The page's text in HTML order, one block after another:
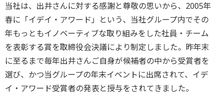
当社は、出井さんに対する感謝と尊敬の思いから、2005年
春に「イデイ・アワード」という、当社グループ内でその
年もっともイノベーティブな取り組みをした社員・チーム
を表彰する賞を取締役会決議により制定しました。昨年末
に至るまで毎年出井さんご自身が候補者の中から受賞者を
選び、かつ当グループの年末イベントに出席されて、イデ
イ・アワード受賞者の発表と授与をされてきました。